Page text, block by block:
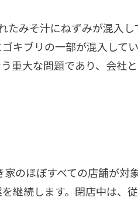
みそ汁にねずみが混入し
キブリの一部が混入して
重大な問題であり、会社
のほぼすべての店舗が対
継続します。閉店中は、